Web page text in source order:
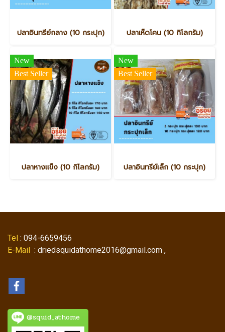
ปลาอินทรีย์กลาง (10 กระปุก) ปลาเห็ดโคน (10 กิโลกรัม)
New
Best Seller
ปลาหางแข็ง (10 กิโลกรัม)
New
Best Seller
ปลาอินทรีย์เล็ก (10 กระปุก)
Tel : 094-6659456
E-Mail : driedsquidathome2016@gmail.com ,
@squid_athome